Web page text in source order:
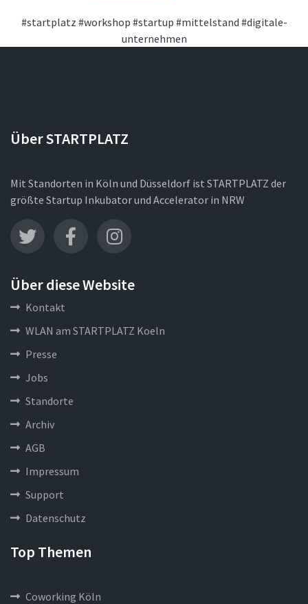
#startplatz #workshop #startup #mittelstand #digitale-
unternehmen
Über STARTPLATZ
Mit Standorten in Köln und Düsseldorf ist STARTPLATZ der
größte Startup Inkubator und Accelerator in NRW
Über diese Website
Kontakt
WLAN am STARTPLATZ Koeln
Presse
Jobs
Standorte
Archiv
AGB
Impressum
Support
Datenschutz
Top Themen
Coworking Köln